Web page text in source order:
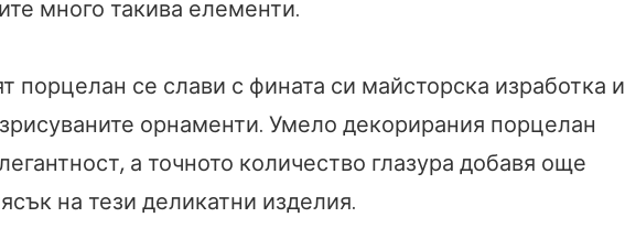
много такива елементи.
порцелан се слави с фината си майсторска изработка и
орнаменти. Умело декорирания порцелан
а точното количество глазура добавя още
на тези деликатни изделия.